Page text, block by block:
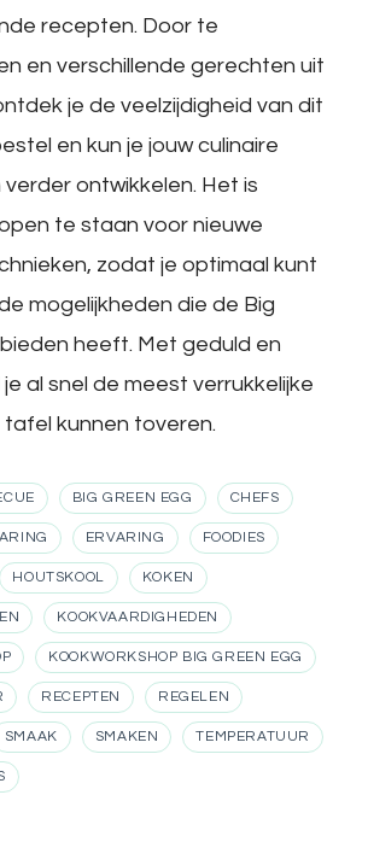
recepten. Door te
en verschillende gerechten uit
je de veelzijdigheid van dit
en kun je jouw culinaire
ontwikkelen. Het is
te staan voor nieuwe
zodat je optimaal kunt
mogelijkheden die de Big
heeft. Met geduld en
al snel de meest verrukkelijke
kunnen toveren.
BIG GREEN EGG CHEFS
ERVARING FOODIES
HOUTSKOOL KOKEN
KOOKVAARDIGHEDEN
KOOKWORKSHOP BIG GREEN EGG
RECEPTEN REGELEN
SMAAK SMAKEN TEMPERATUUR